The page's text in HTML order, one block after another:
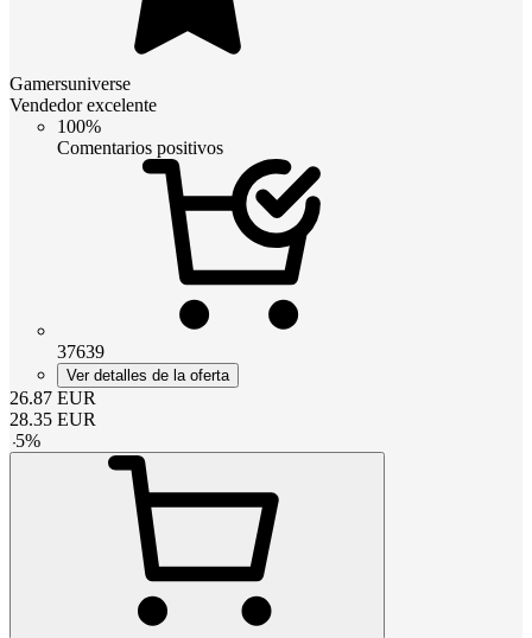
Gamersuniverse
Vendedor excelente
100%
Comentarios positivos
37639
Ver detalles de la oferta
26.87 EUR
28.35 EUR
-5%